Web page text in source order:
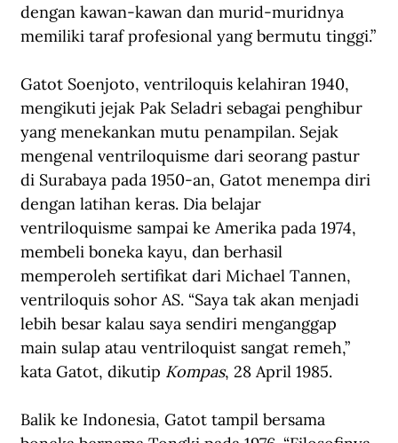
dengan kawan-kawan dan murid-muridnya
memiliki taraf profesional yang bermutu tinggi.”
Gatot Soenjoto, ventriloquis kelahiran 1940,
mengikuti jejak Pak Seladri sebagai penghibur
yang menekankan mutu penampilan. Sejak
mengenal ventriloquisme dari seorang pastur
di Surabaya pada 1950-an, Gatot menempa diri
dengan latihan keras. Dia belajar
ventriloquisme sampai ke Amerika pada 1974,
membeli boneka kayu, dan berhasil
memperoleh sertifikat dari Michael Tannen,
ventriloquis sohor AS. “Saya tak akan menjadi
lebih besar kalau saya sendiri menganggap
main sulap atau ventriloquist sangat remeh,”
kata Gatot, dikutip Kompas, 28 April 1985.
Balik ke Indonesia, Gatot tampil bersama